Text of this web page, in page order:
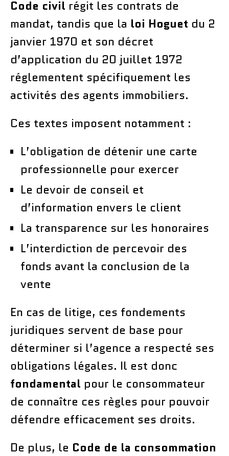
Code civil régit les contrats de
mandat, tandis que la loi Hoguet du 2
janvier 1970 et son décret
d’application du 20 juillet 1972
réglementent spécifiquement les
activités des agents immobiliers.
Ces textes imposent notamment :
L’obligation de détenir une carte
professionnelle pour exercer
Le devoir de conseil et
d’information envers le client
La transparence sur les honoraires
L’interdiction de percevoir des
fonds avant la conclusion de la
vente
En cas de litige, ces fondements
juridiques servent de base pour
déterminer si l’agence a respecté ses
obligations légales. Il est donc
fondamental pour le consommateur
de connaître ces règles pour pouvoir
défendre efficacement ses droits.
De plus, le Code de la consommation